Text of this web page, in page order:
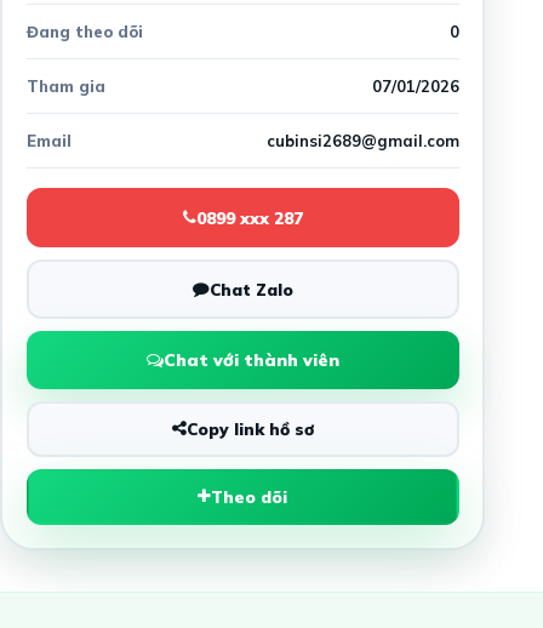
Đang theo dõi 0
Tham gia 07/01/2026
Email cubinsi2689@gmail.com
0899 xxx 287
Chat Zalo
Chat với thành viên
Copy link hồ sơ
Theo dõi